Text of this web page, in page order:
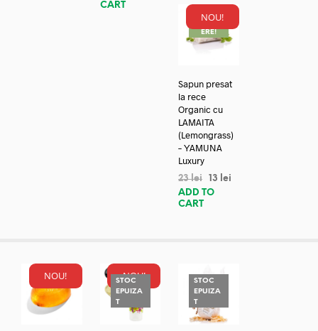
CART
NOU!
REDUC
ERE!
Sapun presat
la rece
Organic cu
LAMAITA
(Lemongrass)
– YAMUNA
Luxury
23lei 13
lei
ADD TO
CART
NOU! NOU!
STOC
EPUIZA
T
STOC
EPUIZA
T